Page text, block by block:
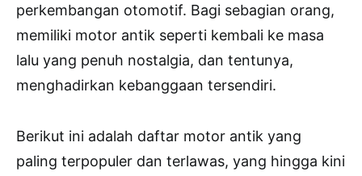
perkembangan otomotif. Bagi sebagian orang,
memiliki motor antik seperti kembali ke masa
lalu yang penuh nostalgia, dan tentunya,
menghadirkan kebanggaan tersendiri.
Berikut ini adalah daftar motor antik yang
paling terpopuler dan terlawas, yang hingga kini